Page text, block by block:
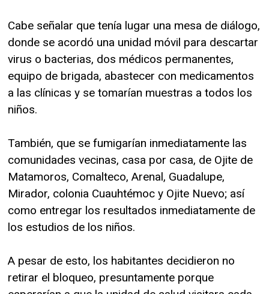
Cabe señalar que tenía lugar una mesa de diálogo,
donde se acordó una unidad móvil para descartar
virus o bacterias, dos médicos permanentes,
equipo de brigada, abastecer con medicamentos
a las clínicas y se tomarían muestras a todos los
niños.
También, que se fumigarían inmediatamente las
comunidades vecinas, casa por casa, de Ojite de
Matamoros, Comalteco, Arenal, Guadalupe,
Mirador, colonia Cuauhtémoc y Ojite Nuevo; así
como entregar los resultados inmediatamente de
los estudios de los niños.
A pesar de esto, los habitantes decidieron no
retirar el bloqueo, presuntamente porque